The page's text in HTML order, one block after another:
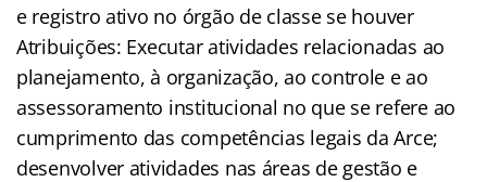
e registro ativo no órgão de classe se houver
Atribuições: Executar atividades relacionadas ao
planejamento, à organização, ao controle e ao
assessoramento institucional no que se refere ao
cumprimento das competências legais da Arce;
desenvolver atividades nas áreas de gestão e